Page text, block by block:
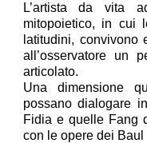
L’artista da vita
mitopoietico, in cui
latitudini,
all’osservatore un
articolato.
Una dimensione
possano dialogare
Fidia e quelle Fang
con le opere dei Baul